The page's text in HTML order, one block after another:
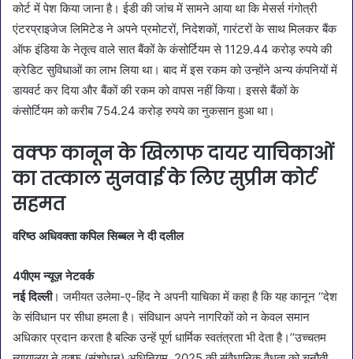
कोर्ट में पेश किया जाना है। ईडी की जांच में सामने आया था कि मेसर्स गंगोत्री
एंटरप्राइजेज लिमिटेड ने अपने प्रमोटरों, निदेशकों, गारंटरों के साथ मिलकर बैंक
ऑफ इंडिया के नेतृत्व वाले सात बैंकों के कंसोर्टियम से 1129.44 करोड़ रुपये की
क्रेडिट सुविधाओं का लाभ लिया था। बाद में इस रकम को उन्होंने अन्य कंपनियों में
डायवर्ट कर दिया और बैंकों की रकम को वापस नहीं किया। इससे बैंकों के
कंसोर्टियम को करीब 754.24 करोड़ रुपये का नुकसान हुआ था।
वक्फ कानून के खिलाफ दायर याचिकाओं
का तत्काल सुनवाई के लिए सुप्रीम कोर्ट
सहमत
वरिष्ठ अधिवक्ता कपिल सिब्बल ने दी दलील
4पीएम न्यूज़ नेटवर्क
नई दिल्ली। जमीयत उलेमा-ए-हिंद ने अपनी याचिका में कहा है कि यह कानून ‘‘देश
के संविधान पर सीधा हमला है। संविधान अपने नागरिकों को न केवल समान
अधिकार प्रदान करता है बल्कि उन्हें पूर्ण धार्मिक स्वतंत्रता भी देता है।’’उच्चतम